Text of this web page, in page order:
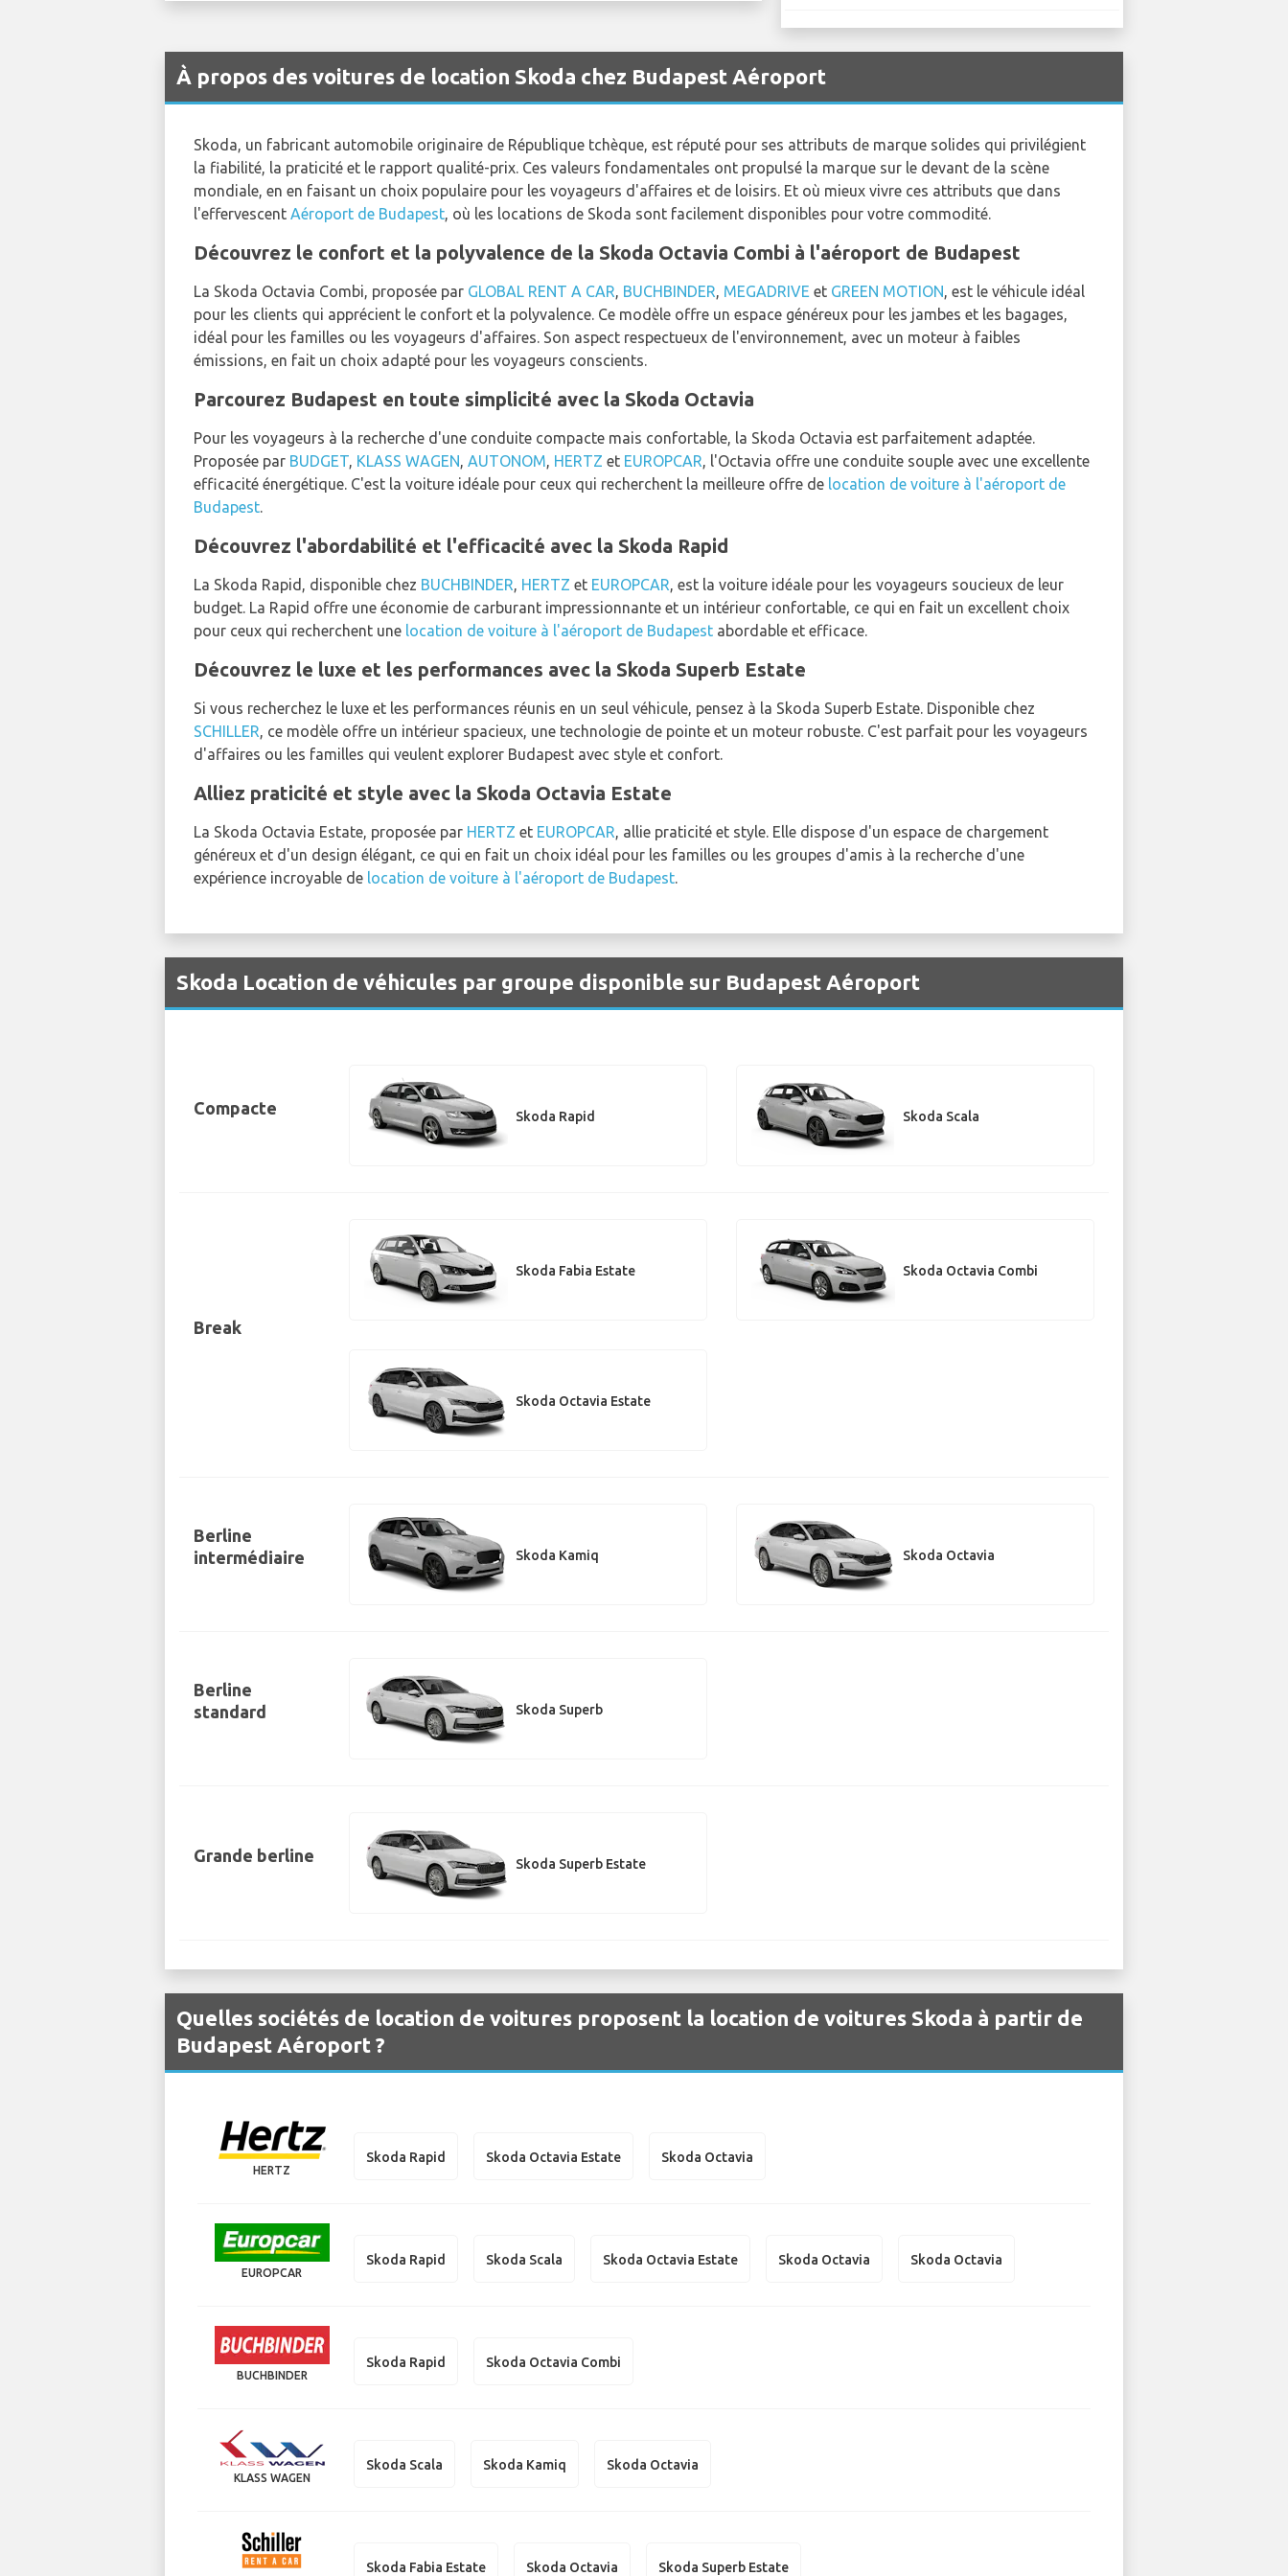
À propos des voitures de location Skoda chez Budapest Aéroport
Skoda, un fabricant automobile originaire de République tchèque, est réputé pour ses attributs de marque solides qui privilégient
la fiabilité, la praticité et le rapport qualité-prix. Ces valeurs fondamentales ont propulsé la marque sur le devant de la scène
mondiale, en en faisant un choix populaire pour les voyageurs d'affaires et de loisirs. Et où mieux vivre ces attributs que dans
l'effervescent Aéroport de Budapest, où les locations de Skoda sont facilement disponibles pour votre commodité.
Découvrez le confort et la polyvalence de la Skoda Octavia Combi à l'aéroport de Budapest
La Skoda Octavia Combi, proposée par GLOBAL RENT A CAR, BUCHBINDER, MEGADRIVE et GREEN MOTION, est le véhicule idéal
pour les clients qui apprécient le confort et la polyvalence. Ce modèle offre un espace généreux pour les jambes et les bagages,
idéal pour les familles ou les voyageurs d'affaires. Son aspect respectueux de l'environnement, avec un moteur à faibles
émissions, en fait un choix adapté pour les voyageurs conscients.
Parcourez Budapest en toute simplicité avec la Skoda Octavia
Pour les voyageurs à la recherche d'une conduite compacte mais confortable, la Skoda Octavia est parfaitement adaptée.
Proposée par BUDGET, KLASS WAGEN, AUTONOM, HERTZ et EUROPCAR, l'Octavia offre une conduite souple avec une excellente
efficacité énergétique. C'est la voiture idéale pour ceux qui recherchent la meilleure offre de location de voiture à l'aéroport de
Budapest.
Découvrez l'abordabilité et l'efficacité avec la Skoda Rapid
La Skoda Rapid, disponible chez BUCHBINDER, HERTZ et EUROPCAR, est la voiture idéale pour les voyageurs soucieux de leur
budget. La Rapid offre une économie de carburant impressionnante et un intérieur confortable, ce qui en fait un excellent choix
pour ceux qui recherchent une location de voiture à l'aéroport de Budapest abordable et efficace.
Découvrez le luxe et les performances avec la Skoda Superb Estate
Si vous recherchez le luxe et les performances réunis en un seul véhicule, pensez à la Skoda Superb Estate. Disponible chez
SCHILLER, ce modèle offre un intérieur spacieux, une technologie de pointe et un moteur robuste. C'est parfait pour les voyageurs
d'affaires ou les familles qui veulent explorer Budapest avec style et confort.
Alliez praticité et style avec la Skoda Octavia Estate
La Skoda Octavia Estate, proposée par HERTZ et EUROPCAR, allie praticité et style. Elle dispose d'un espace de chargement
généreux et d'un design élégant, ce qui en fait un choix idéal pour les familles ou les groupes d'amis à la recherche d'une
expérience incroyable de location de voiture à l'aéroport de Budapest.
Skoda Location de véhicules par groupe disponible sur Budapest Aéroport
Compacte Skoda Rapid Skoda Scala
Break
Skoda Fabia Estate Skoda Octavia Combi
Skoda Octavia Estate
Berline
intermédiaire
Skoda Kamiq Skoda Octavia
Berline
standard
Skoda Superb
Grande berline Skoda Superb Estate
Quelles sociétés de location de voitures proposent la location de voitures Skoda à partir de
Budapest Aéroport ?
HERTZ
Skoda Rapid Skoda Octavia Estate Skoda Octavia
EUROPCAR
Skoda Rapid Skoda Scala Skoda Octavia Estate Skoda Octavia Skoda Octavia
BUCHBINDER
Skoda Rapid Skoda Octavia Combi
KLASS WAGEN
Skoda Scala Skoda Kamiq Skoda Octavia
Skoda Fabia Estate Skoda Octavia Skoda Superb Estate